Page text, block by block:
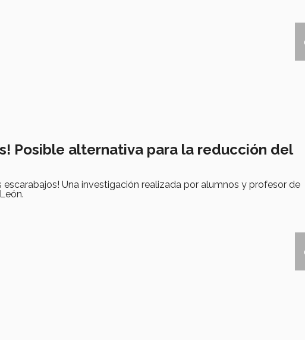
Posible alternativa para la reducción del
escarabajos! Una investigación realizada por alumnos y profesor de